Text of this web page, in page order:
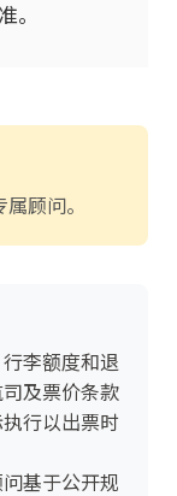
。
顾问。
李额度和退
及票价条款
行以出票时
基于公开规